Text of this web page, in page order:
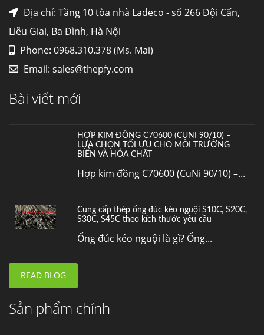
Địa chỉ: Tầng 10 tòa nhà Ladeco - số 266 Đội Cấn,
Liễu Giai, Ba Đình, Hà Nội
Phone: 0968.310.378 (Ms. Mai)
Email: sales@thepfy.com
Bài viết mới
nhiệt,...
Mua inox ở đâu chất lượng giá tốt? Gọi ngay
Inox (thép không gỉ) là một trong...
HỢP KIM ĐỒNG C70600 (CUNI 90/10) –
LỰA CHỌN TỐI ƯU CHO MÔI TRƯỜNG
BIỂN VÀ HÓA CHẤT
Hợp kim đồng C70600 (CuNi 90/10) –...
Cung cấp thép ống đúc kéo nguội S10C, S20C,
S30C, S45C theo kích thước yêu cầu
Ống đúc kéo nguội là gì? Ống...
Fengyang là một trong những nhà
READ BLOG
Sản phẩm chính